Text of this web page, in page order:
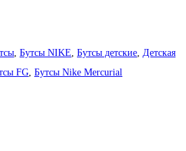
Бутсы NIKE Бутсы детские Детская
FG Бутсы Nike Mercurial